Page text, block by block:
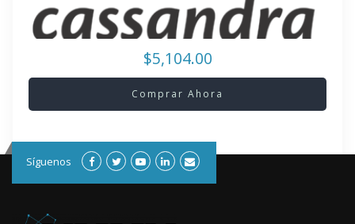
$5,104.00
Comprar Ahora
Síguenos